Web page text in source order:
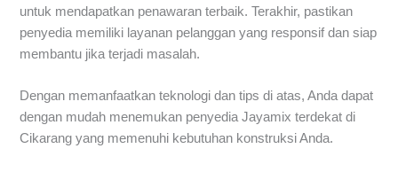
untuk mendapatkan penawaran terbaik. Terakhir, pastikan
penyedia memiliki layanan pelanggan yang responsif dan siap
membantu jika terjadi masalah.
Dengan memanfaatkan teknologi dan tips di atas, Anda dapat
dengan mudah menemukan penyedia Jayamix terdekat di
Cikarang yang memenuhi kebutuhan konstruksi Anda.